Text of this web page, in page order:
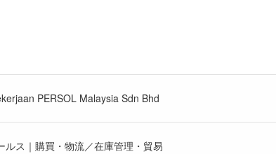
PERSOL Malaysia Sdn Bhd
ルス｜購買・物流／在庫管理・貿易